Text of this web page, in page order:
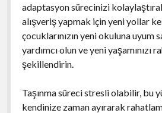
adaptasyon sürecinizi
alışveriş yapmak için yeni yollar
çocuklarınızın yeni okuluna uyum
yardımcı olun ve yeni yaşamınızı
şekillendirin.
Taşınma süreci stresli olabilir, bu
kendinize zaman ayırarak